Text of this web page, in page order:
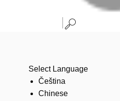
Select Language
Čeština
Chinese